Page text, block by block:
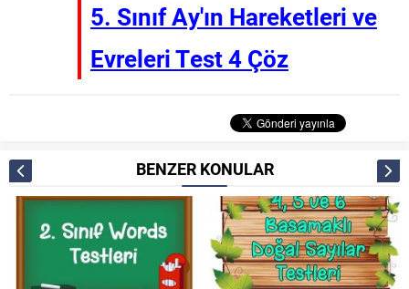
5. Sınıf Ay'ın Hareketleri ve
Evreleri Test 4 Çöz
BENZER KONULAR